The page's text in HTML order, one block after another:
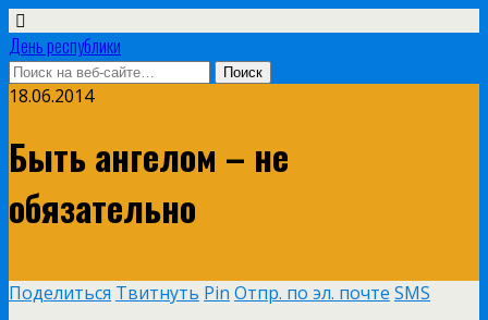
День республики
18.06.2014
Быть ангелом – не
обязательно
Поделиться Твитнуть Pin Отпр. по эл. почте SMS